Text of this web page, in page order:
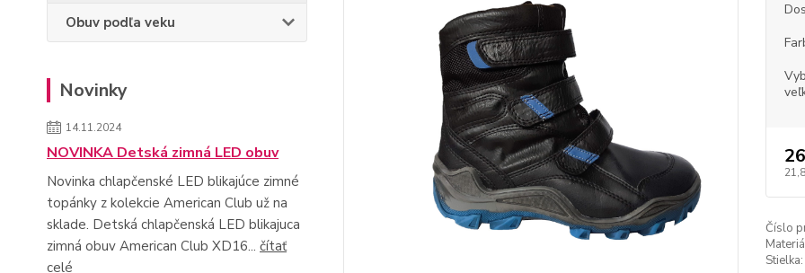
Obuv podľa veku
Novinky
14.11.2024
NOVINKA Detská zimná LED obuv
Novinka chlapčenské LED blikajúce zimné
topánky z kolekcie American Club už na
sklade. Detská chlapčenská LED blikajuca
zimná obuv American Club XD16... čítať
celé
Číslo
Stielka: